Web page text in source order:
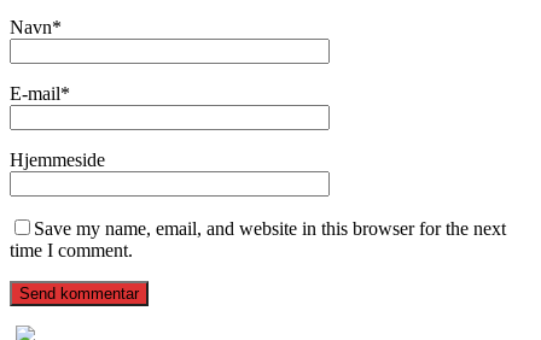
Navn*
E-mail*
Hjemmeside
Save my name, email, and website in this browser for the next
time I comment.